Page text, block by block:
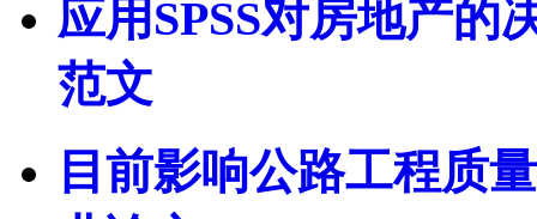
应用SPSS对房地产的
范文
目前影响公路工程质